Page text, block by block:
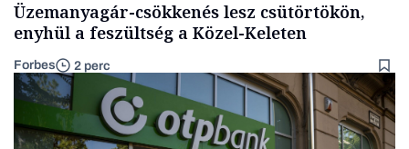
Üzemanyagár-csökkenés lesz csütörtökön,
enyhül a feszültség a Közel-Keleten
Forbes 2 perc